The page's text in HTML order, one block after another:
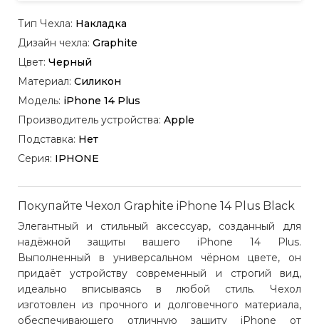
Тип Чехла: Накладка
Дизайн чехла: Graphite
Цвет: Черный
Материал: Силикон
Модель: iPhone 14 Plus
Производитель устройства: Apple
Подставка: Нет
Серия: IPHONE
Покупайте Чехол Graphite iPhone 14 Plus Black
Элегантный и стильный аксессуар, созданный для
надёжной защиты вашего iPhone 14 Plus.
Выполненный в универсальном чёрном цвете, он
придаёт устройству современный и строгий вид,
идеально вписываясь в любой стиль. Чехол
изготовлен из прочного и долговечного материала,
обеспечивающего отличную защиту iPhone от